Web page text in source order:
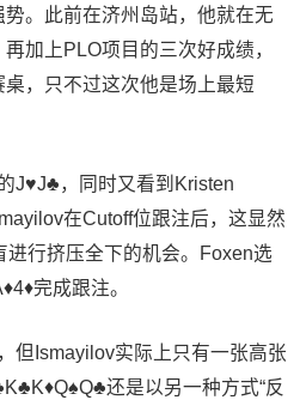
。此前在济州岛站，他就在无
加上PLO项目的三次好成绩，
，只不过这次他是场上最短
J♥J♣，同时又看到Kristen
在Cutoff位跟注后，这显然
行挤压全下的机会。Foxen选
完成跟注。
但Ismayilov实际上只有一张高张
还是以另一种方式“反